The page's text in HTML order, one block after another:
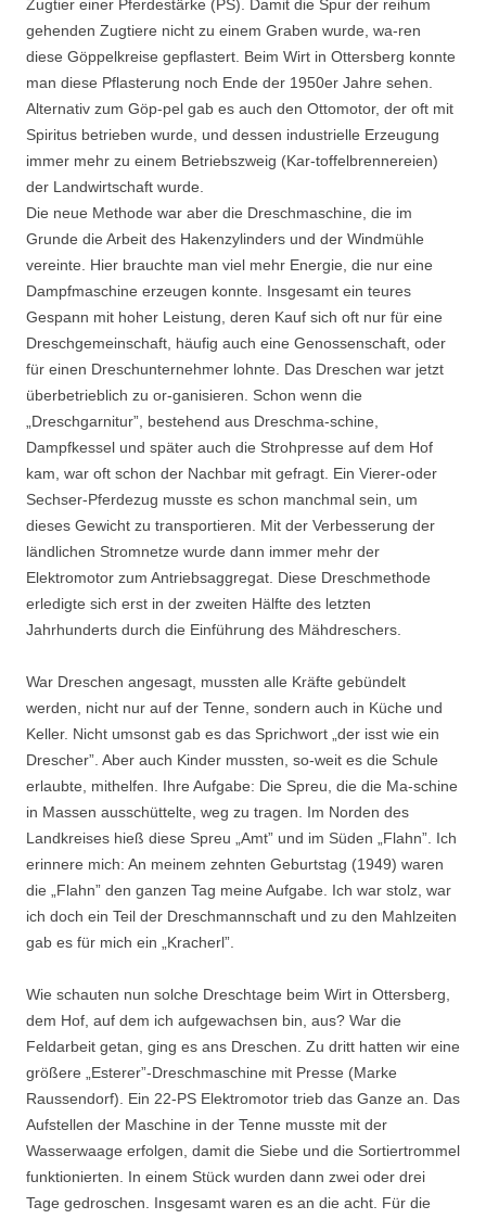
Zugtier einer Pferdestärke (PS). Damit die Spur der reihum
gehenden Zugtiere nicht zu einem Graben wurde, wa-ren
diese Göppelkreise gepflastert. Beim Wirt in Ottersberg konnte
man diese Pflasterung noch Ende der 1950er Jahre sehen.
Alternativ zum Göp-pel gab es auch den Ottomotor, der oft mit
Spiritus betrieben wurde, und dessen industrielle Erzeugung
immer mehr zu einem Betriebszweig (Kar-toffelbrennereien)
der Landwirtschaft wurde.
Die neue Methode war aber die Dreschmaschine, die im
Grunde die Arbeit des Hakenzylinders und der Windmühle
vereinte. Hier brauchte man viel mehr Energie, die nur eine
Dampfmaschine erzeugen konnte. Insgesamt ein teures
Gespann mit hoher Leistung, deren Kauf sich oft nur für eine
Dreschgemeinschaft, häufig auch eine Genossenschaft, oder
für einen Dreschunternehmer lohnte. Das Dreschen war jetzt
überbetrieblich zu or-ganisieren. Schon wenn die
„Dreschgarnitur”, bestehend aus Dreschma-schine,
Dampfkessel und später auch die Strohpresse auf dem Hof
kam, war oft schon der Nachbar mit gefragt. Ein Vierer-oder
Sechser-Pferdezug musste es schon manchmal sein, um
dieses Gewicht zu transportieren. Mit der Verbesserung der
ländlichen Stromnetze wurde dann immer mehr der
Elektromotor zum Antriebsaggregat. Diese Dreschmethode
erledigte sich erst in der zweiten Hälfte des letzten
Jahrhunderts durch die Einführung des Mähdreschers.
War Dreschen angesagt, mussten alle Kräfte gebündelt
werden, nicht nur auf der Tenne, sondern auch in Küche und
Keller. Nicht umsonst gab es das Sprichwort „der isst wie ein
Drescher”. Aber auch Kinder mussten, so-weit es die Schule
erlaubte, mithelfen. Ihre Aufgabe: Die Spreu, die die Ma-schine
in Massen ausschüttelte, weg zu tragen. Im Norden des
Landkreises hieß diese Spreu „Amt” und im Süden „Flahn”. Ich
erinnere mich: An meinem zehnten Geburtstag (1949) waren
die „Flahn” den ganzen Tag meine Aufgabe. Ich war stolz, war
ich doch ein Teil der Dreschmannschaft und zu den Mahlzeiten
gab es für mich ein „Kracherl”.
Wie schauten nun solche Dreschtage beim Wirt in Ottersberg,
dem Hof, auf dem ich aufgewachsen bin, aus? War die
Feldarbeit getan, ging es ans Dreschen. Zu dritt hatten wir eine
größere „Esterer”-Dreschmaschine mit Presse (Marke
Raussendorf). Ein 22-PS Elektromotor trieb das Ganze an. Das
Aufstellen der Maschine in der Tenne musste mit der
Wasserwaage erfolgen, damit die Siebe und die Sortiertrommel
funktionierten. In einem Stück wurden dann zwei oder drei
Tage gedroschen. Insgesamt waren es an die acht. Für die